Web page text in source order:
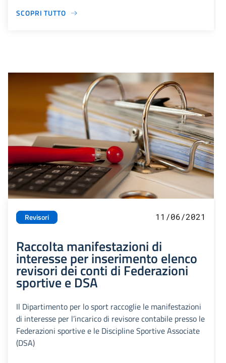
SCOPRI TUTTO
Revisori 11/06/2021
Raccolta manifestazioni di
interesse per inserimento elenco
revisori dei conti di Federazioni
sportive e DSA
Il Dipartimento per lo sport raccoglie le manifestazioni
di interesse per l’incarico di revisore contabile presso le
Federazioni sportive e le Discipline Sportive Associate
(DSA)